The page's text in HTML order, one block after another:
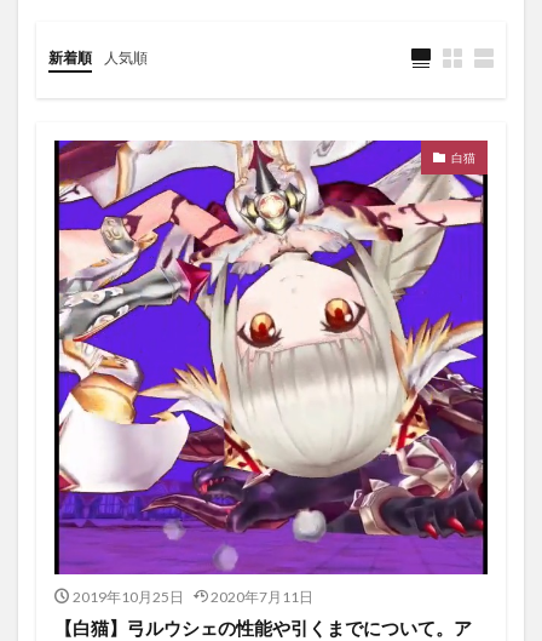
新着順 人気順
白猫
2019年10月25日 2020年7月11日
【白猫】弓ルウシェの性能や引くまでについて。ア